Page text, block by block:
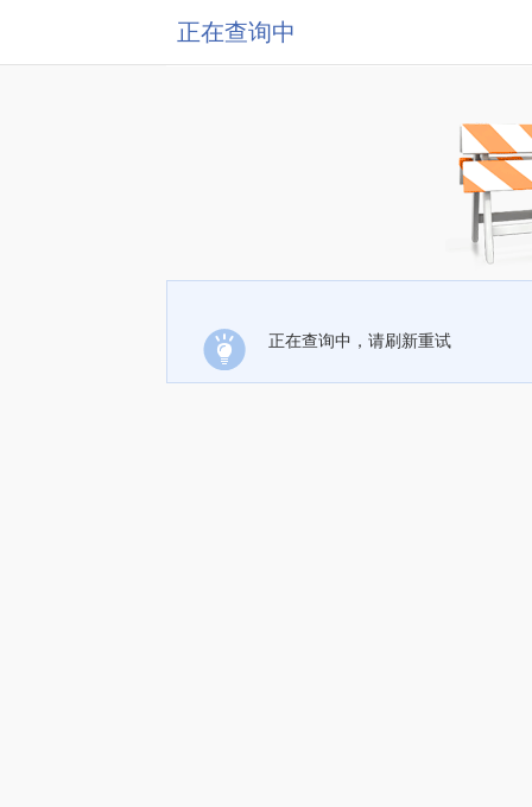
正在查询中
正在查询中，请刷新重试